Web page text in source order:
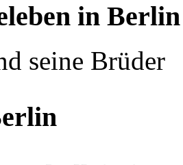
in Berlin
seine Brüder